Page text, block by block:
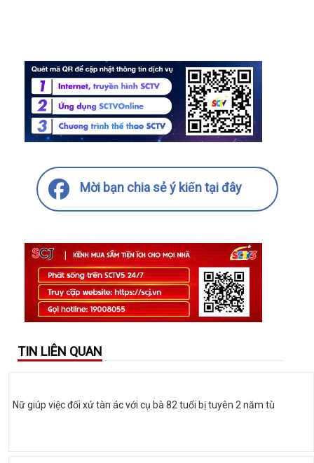
Mời bạn chia sẻ ý kiến tại đây
TIN LIÊN QUAN
Nữ giúp việc đối xử tàn ác với cụ bà 82 tuổi bị tuyên 2 năm tù